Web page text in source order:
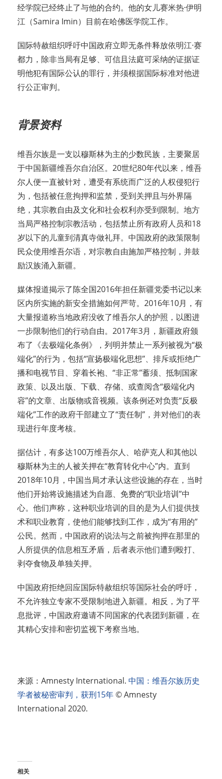
经学院已经终止了与他的合约。他的女儿赛米热·伊明
江（Samira Imin）目前在哈佛医学院工作。
国际特赦组织呼吁中国政府立即无条件释放依明江·赛
都力，除非当局有足够、可信且法庭可采纳的证据证
明他犯有国际公认的罪行，并须根据国际标准对他进
行公正审判。
背景资料
维吾尔族是一支以穆斯林为主的少数民族，主要聚居
于中国新疆维吾尔自治区。20世纪80年代以来，维吾
尔人便一直被针对，遭受有系统而广泛的人权侵犯行
为，包括被任意拘押和监禁，受到关押且与外界隔
绝，其宗教自由及文化和社会权利亦受到限制。地方
当局严格控制宗教活动，包括禁止所有政府人员和18
岁以下的儿童到清真寺做礼拜。中国政府的政策限制
民众使用维吾尔语，对宗教自由施加严格控制，并鼓
励汉族涌入新疆。
媒体报道揭示了陈全国2016年担任新疆党委书记以来
区内所实施的新安全措施如何严苛。2016年10月，有
大量报道称当地政府没收了维吾尔人的护照，以图进
一步限制他们的行动自由。2017年3月，新疆政府颁
布了《去极端化条例》，列明并禁止一系列被视为“极
端化”的行为，包括“宣扬极端化思想”、排斥或拒绝广
播和电视节目、穿着长袍、“非正常”蓄须、抵制国家
政策、以及出版、下载、存储、或查阅含“极端化内
容”的文章、出版物或音视频。该条例还对负责“反极
端化”工作的政府干部建立了“责任制”，并对他们的表
现进行年度考核。
据估计，有多达100万维吾尔人、哈萨克人和其他以
穆斯林为主的人被关押在“教育转化中心”内。直到
2018年10月，中国当局才承认这些设施的存在，当时
他们开始将设施描述为自愿、免费的“职业培训”中
心。他们声称，这种职业培训的目的是为人们提供技
术和职业教育，使他们能够找到工作，成为“有用的”
公民。然而，中国政府的说法与之前被拘押在那里的
人所提供的信息相互矛盾，后者表示他们遭到殴打、
剥夺食物及单独关押。
中国政府拒绝回应国际特赦组织等国际社会的呼吁，
不允许独立专家不受限制地进入新疆。相反，为了平
息批评，中国政府邀请不同国家的代表团到新疆，在
其精心安排和密切监视下考察当地。
来源：Amnesty International. 中国：维吾尔族历史
学者被秘密审判，获刑15年© Amnesty
International 2020.
相关